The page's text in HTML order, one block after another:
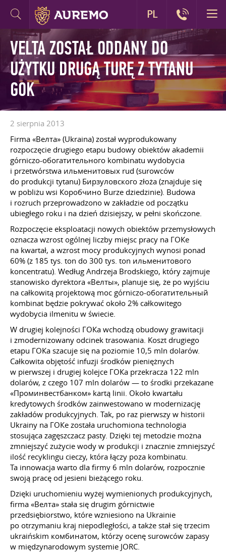
VELTA ZOSTAŁ ODDANY DO
UŻYTKU DRUGĄ TURĘ Z TYTANU
GOK
2 sierpnia 2013
Firma «Велта» (Ukraina) został wyprodukowany
rozpoczęcie drugiego etapu budowy obiektów akademii
górniczo-обогатительного kombinatu wydobycia
i przetwórstwa ильменитовых rud (surowców
do produkcji tytanu) Бирзуловского złoża (znajduje się
w pobliżu wsi Коробчино Burze dziedzinie). Budowa
i rozruch przeprowadzono w zakładzie od początku
ubiegłego roku i na dzień dzisiejszy, w pełni skończone.
Rozpoczęcie eksploatacji nowych obiektów przemysłowych
oznacza wzrost ogólnej liczby miejsc pracy na ГОКе
na kwartał, a wzrost mocy produkcyjnych wynosi ponad
60% (z 185 tys. ton do 300 tys. ton ильменитового
koncentratu). Według Andrzeja Brodskiego, który zajmuje
stanowisko dyrektora «Велты», planuje się, że po wyjściu
na całkowitą projektową moc górniczo-обогатительный
kombinat będzie pokrywać około 2% całkowitego
wydobycia ilmenitu w świecie.
W drugiej kolejności ГОКа wchodzą obudowy grawitacji
i zmodernizowany odcinek trasowania. Koszt drugiego
etapu ГОКа szacuje się na poziomie 10,5 mln dolarów.
Całkowita objętość infuzji środków pieniężnych
w pierwszej i drugiej kolejce ГОКа przekracza 122 mln
dolarów, z czego 107 mln dolarów — to środki przekazane
«Проминвестбанком» kartą linii. Około kwartału
kredytowych środków zainwestowano w modernizację
zakładów produkcyjnych. Tak, po raz pierwszy w historii
Ukrainy na ГОКе została uruchomiona technologia
stosująca zagęszczacz pasty. Dzięki tej metodzie można
zmniejszyć zużycie wody w produkcji i znacznie zmniejszyć
ilość recyklingu cieczy, która łączy poza kombinatu.
Ta innowacja warto dla firmy 6 mln dolarów, rozpocznie
swoją pracę od jesieni bieżącego roku.
Dzięki uruchomieniu wyżej wymienionych produkcyjnych,
firma «Велта» stała się drugim górnictwie
przedsiębiorstwo, które wzniesiono na Ukrainie
po otrzymaniu kraj niepodległości, a także stał się trzecim
ukraińskim комбинатом, którzy ocenę surowców zapasy
w międzynarodowym systemie JORC.
PL